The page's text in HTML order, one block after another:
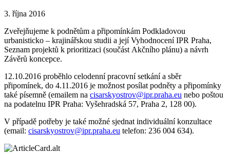
3. října 2016
Zveřejňujeme k podnětům a připomínkám Podkladovou
urbanisticko – krajinářskou studii a její Vyhodnocení IPR Praha,
Seznam projektů k prioritizaci (součást Akčního plánu) a návrh
Závěrů koncepce.
12.10.2016 proběhlo celodenní pracovní setkání a sběr
připomínek, do 4.11.2016 je možnost posílat podněty a připomínky
také písemně (emailem na cisarskyostrov@ipr.praha.eu nebo poštou
na podatelnu IPR Praha: Vyšehradská 57, Praha 2, 128 00).
V případě potřeby je také možné sjednat individuální konzultace
(email: cisarskyostrov@ipr.praha.eu telefon: 236 004 634).